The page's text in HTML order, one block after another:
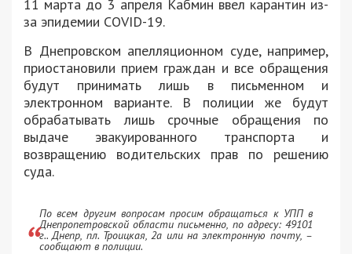
11 марта до 3 апреля Кабмин ввел карантин из-
за эпидемии COVID-19.
В Днепровском апелляционном суде, например,
приостановили прием граждан и все обращения
будут принимать лишь в письменном и
электронном варианте. В полиции же будут
обрабатывать лишь срочные обращения по
выдаче эвакуированного транспорта и
возвращению водительских прав по решению
суда.
По всем другим вопросам просим обращаться к УПП в
Днепропетровской области письменно, по адресу: 49101
г.. Днепр, пл. Троицкая, 2а или на электронную почту, –
сообщают в полиции.